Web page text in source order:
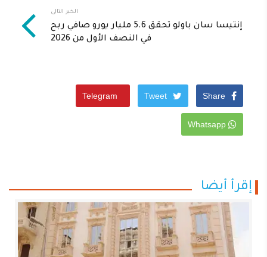
الخبر التالى
إنتيسا سان باولو تحقق 5.6 مليار يورو صافي ربح
في النصف الأول من 2026
إقرأ أيضا